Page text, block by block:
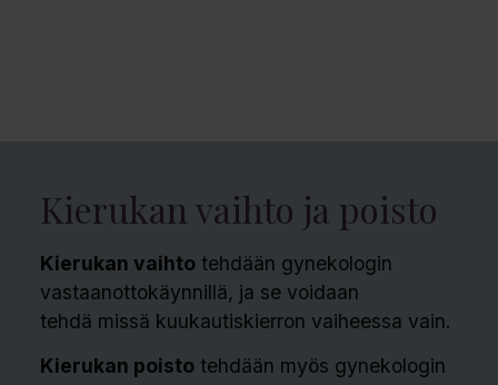
Kierukan vaihto ja poisto
Kierukan vaihtotehdään gynekologin
vastaanottokäynnillä, ja se voidaan
tehdä missä kuukautiskierron vaiheessa vain.
Kierukan poistotehdään myös gynekologin